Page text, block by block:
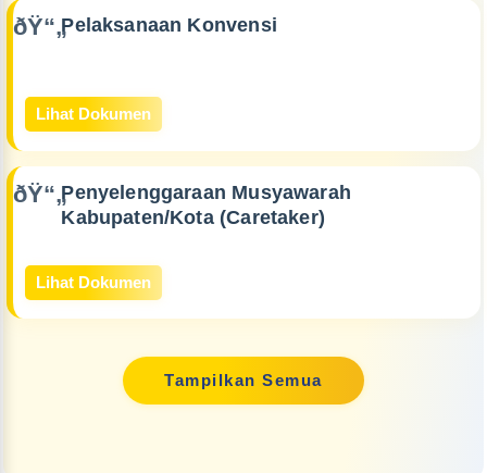
Pelaksanaan Konvensi
Lihat Dokumen
Penyelenggaraan Musyawarah
Kabupaten/Kota (Caretaker)
Lihat Dokumen
Tampilkan Semua